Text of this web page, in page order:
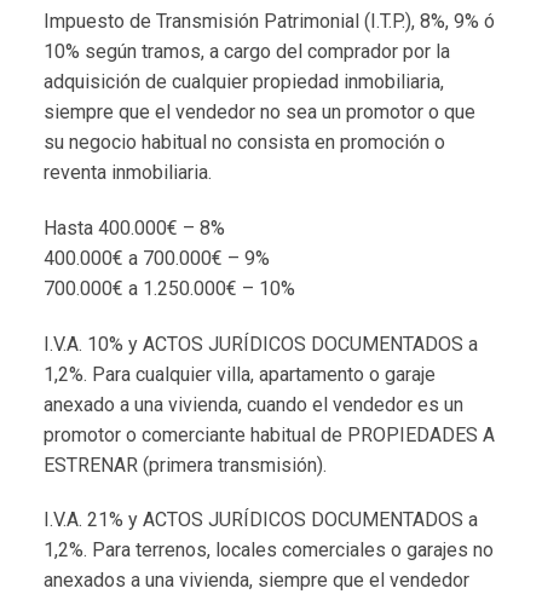
Impuesto de Transmisión Patrimonial (I.T.P.), 8%, 9% ó
10% según tramos, a cargo del comprador por la
adquisición de cualquier propiedad inmobiliaria,
siempre que el vendedor no sea un promotor o que
su negocio habitual no consista en promoción o
reventa inmobiliaria.
Hasta 400.000€ – 8%
400.000€ a 700.000€ – 9%
700.000€ a 1.250.000€ – 10%
I.V.A. 10% y ACTOS JURÍDICOS DOCUMENTADOS a
1,2%. Para cualquier villa, apartamento o garaje
anexado a una vivienda, cuando el vendedor es un
promotor o comerciante habitual de PROPIEDADES A
ESTRENAR (primera transmisión).
I.V.A. 21% y ACTOS JURÍDICOS DOCUMENTADOS a
1,2%. Para terrenos, locales comerciales o garajes no
anexados a una vivienda, siempre que el vendedor